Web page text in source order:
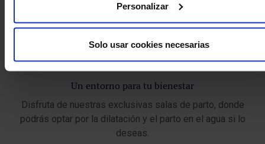
Personalizar
Solo usar cookies necesarias
Un entorno para tu bienestar
Disfruta de nuestras exclusivas salas de parto, donde
podrás optar por la dilatación y el parto en el agua si lo
deseas.